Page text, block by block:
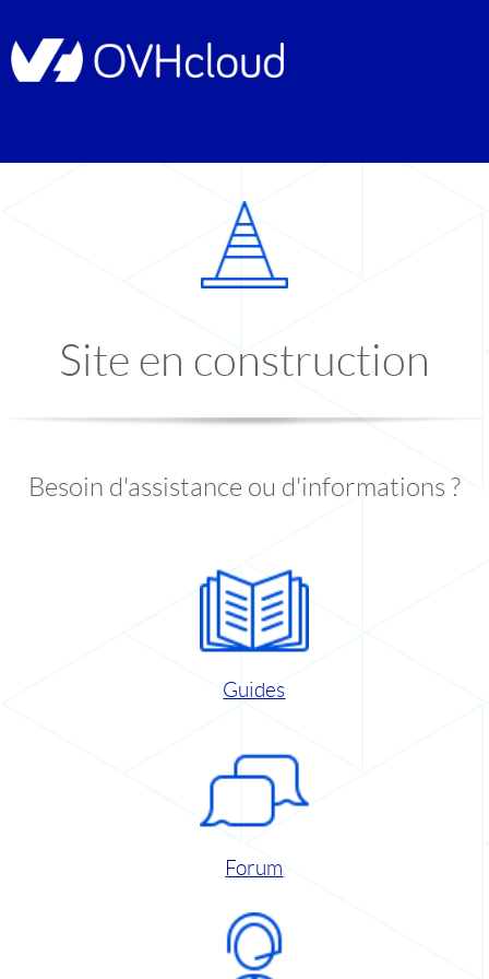
Site en construction
Besoin d'assistance ou d'informations ?
Guides
Forum